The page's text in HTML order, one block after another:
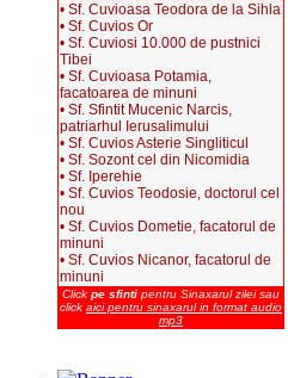
• Sf. Cuvioasa Teodora de la Sihla
• Sf. Cuvios Or
• Sf. Cuviosi 10.000 de pustnici
Tibei
• Sf. Cuvioasa Potamia,
facatoarea de minuni
• Sf. Sfintit Mucenic Narcis,
patriarhul Ierusalimului
• Sf. Cuvios Asterie Singliticul
• Sf. Sozont cel din Nicomidia
• Sf. Iperehie
• Sf. Cuvios Teodosie, doctorul cel
nou
• Sf. Cuvios Dometie, facatorul de
minuni
• Sf. Cuvios Nicanor, facatorul de
minuni
Click pe sfinti pentru Sinaxarul zilei sau
click aici pentru sinaxarul in format audio
mp3